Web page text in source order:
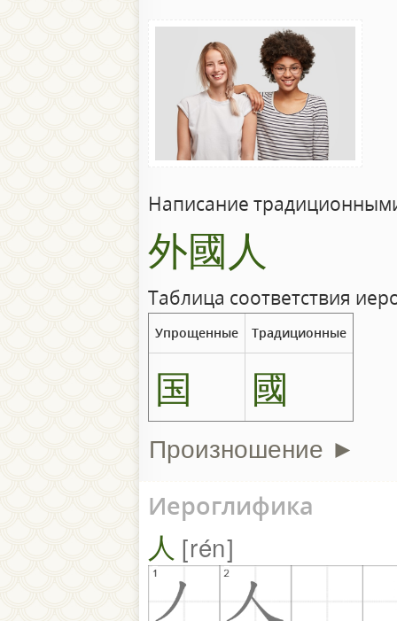
Написание
外國人
Таблица соответствия
Упрощенные Традиционные
国 國
Произношение ►
Иероглифика
人 rén